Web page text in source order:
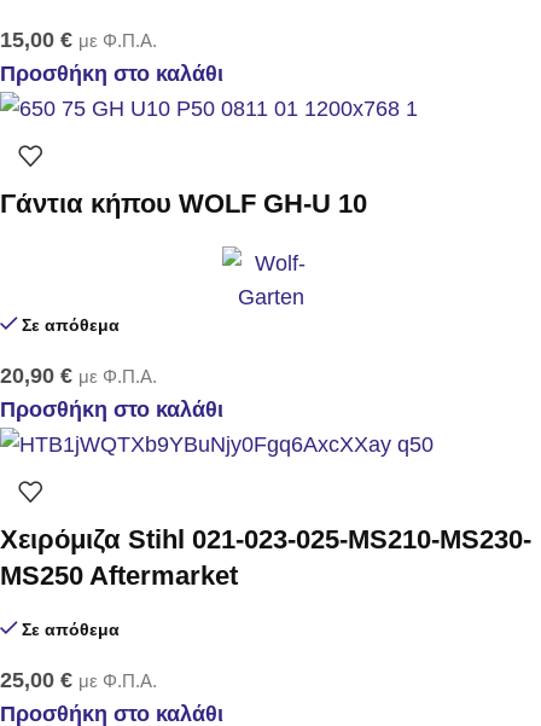
15,00 € με Φ.Π.Α.
Προσθήκη στο καλάθι
Γάντια κήπου WOLF GH-U 10
Σε απόθεμα
20,90 € με Φ.Π.Α.
Προσθήκη στο καλάθι
Χειρόμιζα Stihl 021-023-025-MS210-MS230-
MS250 Aftermarket
Σε απόθεμα
25,00 € με Φ.Π.Α.
Προσθήκη στο καλάθι